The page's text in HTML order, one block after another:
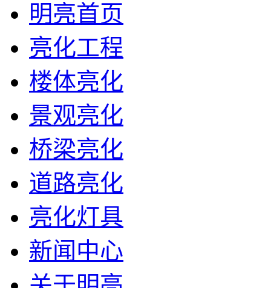
明亮首页
亮化工程
楼体亮化
景观亮化
桥梁亮化
道路亮化
亮化灯具
新闻中心